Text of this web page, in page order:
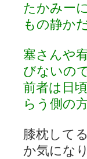
たかみー
もの静か
塞さんや
びないの
前者は日
らう側の
膝枕して
か気にな